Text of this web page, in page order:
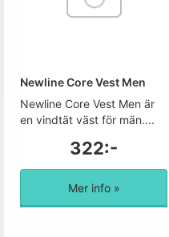
Newline Core Vest Men
Newline Core Vest Men är
en vindtät väst för män....
322:-
Mer info »